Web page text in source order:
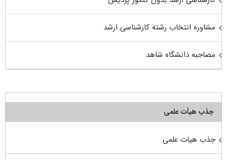
مشاوره انتخاب رشته کارشناسی ارشد
مصاحبه دانشگاه شاهد
جذب هیأت علمی
جذب هیات علمی